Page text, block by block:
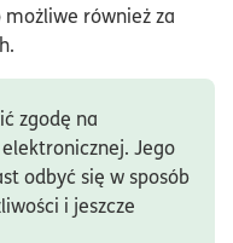
również za
zgodę na
Jego
odbyć się w sposób
i jeszcze